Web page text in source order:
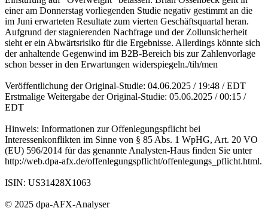
einer am Donnerstag vorliegenden Studie negativ gestimmt an die
im Juni erwarteten Resultate zum vierten Geschäftsquartal heran.
Aufgrund der stagnierenden Nachfrage und der Zollunsicherheit
sieht er ein Abwärtsrisiko für die Ergebnisse. Allerdings könnte sich
der anhaltende Gegenwind im B2B-Bereich bis zur Zahlenvorlage
schon besser in den Erwartungen widerspiegeln./tih/men
Veröffentlichung der Original-Studie: 04.06.2025 / 19:48 / EDT
Erstmalige Weitergabe der Original-Studie: 05.06.2025 / 00:15 /
EDT
Hinweis: Informationen zur Offenlegungspflicht bei
Interessenkonflikten im Sinne von § 85 Abs. 1 WpHG, Art. 20 VO
(EU) 596/2014 für das genannte Analysten-Haus finden Sie unter
http://web.dpa-afx.de/offenlegungspflicht/offenlegungs_pflicht.html.
ISIN: US31428X1063
© 2025 dpa-AFX-Analyser